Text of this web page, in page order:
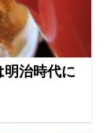
明治時代に